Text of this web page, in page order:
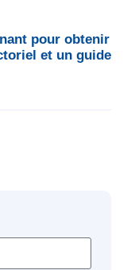
pour obtenir
et un guide